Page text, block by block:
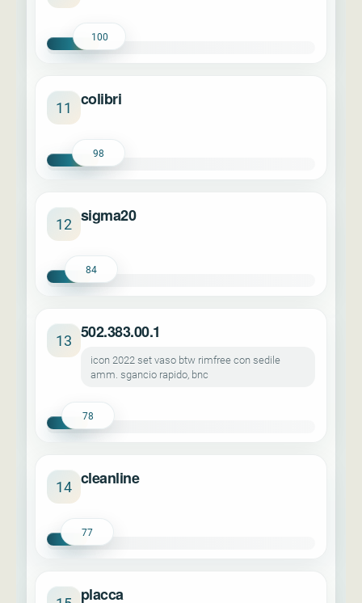
100
11 colibri
98
12 sigma20
84
13 502.383.00.1
icon 2022 set vaso btw rimfree con sedile
amm. sgancio rapido, bnc
78
14 cleanline
77
placca